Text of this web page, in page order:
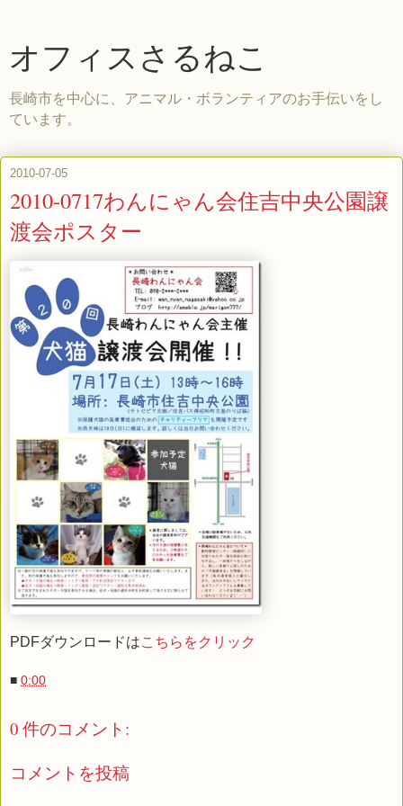
オフィスさるねこ
長崎市を中心に、アニマル・ボランティアのお手伝いをし
ています。
2010-07-05
2010-0717わんにゃん会住吉中央公園譲
渡会ポスター
PDFダウンロードはこちらをクリック
■ 0:00
0 件のコメント:
コメントを投稿